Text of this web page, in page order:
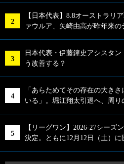
【日本代表】8.8オーストラリ
ァウルア、矢崎由高が昨年来
日本代表・伊藤鐘史アシスタ
う改善する？
「あらためてその存在の大き
いる」。堀江翔太引退へ、周り
【リーグワン】2026-27シーズ
決定。ともに12月12日（土）に